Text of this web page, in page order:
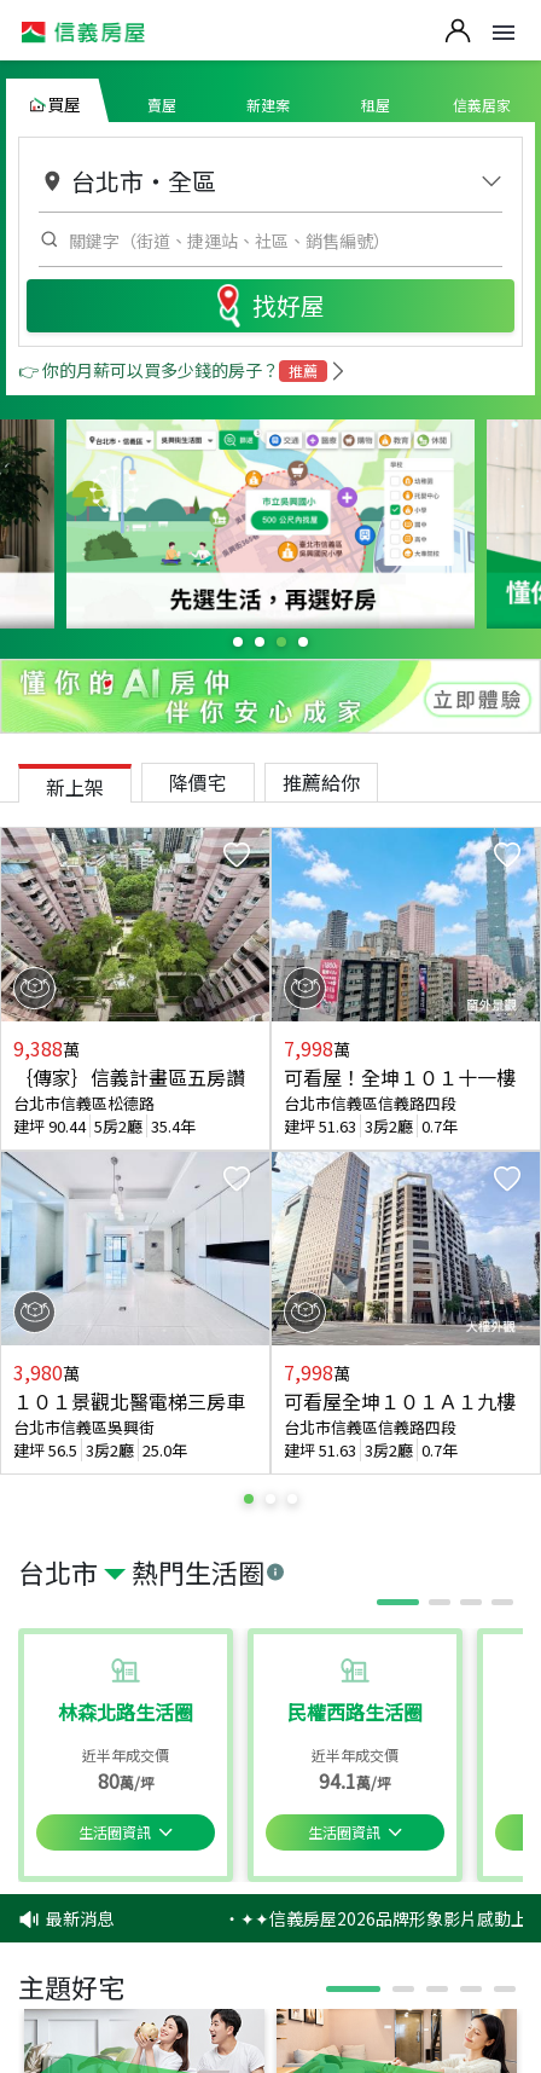
買屋 賣屋 新建案 租屋 信義居家
台北市 ・ 全區
找好屋
👉 你的月薪可以買多少錢的房子？ 推薦
台北市 熱門生活圈
林森北路生活圈
近半年成交價
80萬/坪
生活圈資訊
民權西路生活圈
近半年成交價
94.1萬/坪
生活圈資訊
新上架 降價宅 推薦給你
9,388萬
｛傳家｝信義計畫區五房讚
台北市信義區松德路
建坪90.44 5房2廳 35.4年
3,980萬
１０１景觀北醫電梯三房車
台北市信義區吳興街
建坪56.5 3房2廳 25.0年
7,998萬
可看屋！全坤１０１十一樓
台北市信義區信義路四段
建坪51.63 3房2廳 0.7年
7,998萬
可看屋全坤１０１Ａ１九樓
台北市信義區信義路四段
建坪51.63 3房2廳 0.7年
最新消息 ‧✦✦信義房屋2026品牌形象影片感動上
主題好宅